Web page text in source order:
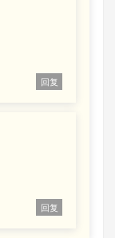
回复
回复